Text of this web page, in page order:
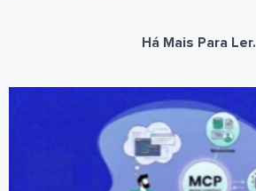
Há Mais Para Ler.